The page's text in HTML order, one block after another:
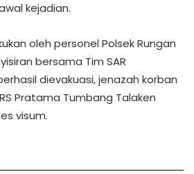
kejadian.
oleh personel Polsek Rungan
bersama Tim SAR
dievakuasi, jenazah korban
Pratama Tumbang Talaken
visum.